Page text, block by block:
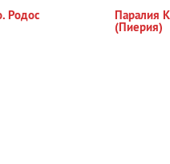
Родос
Паралия
(Пиерия)